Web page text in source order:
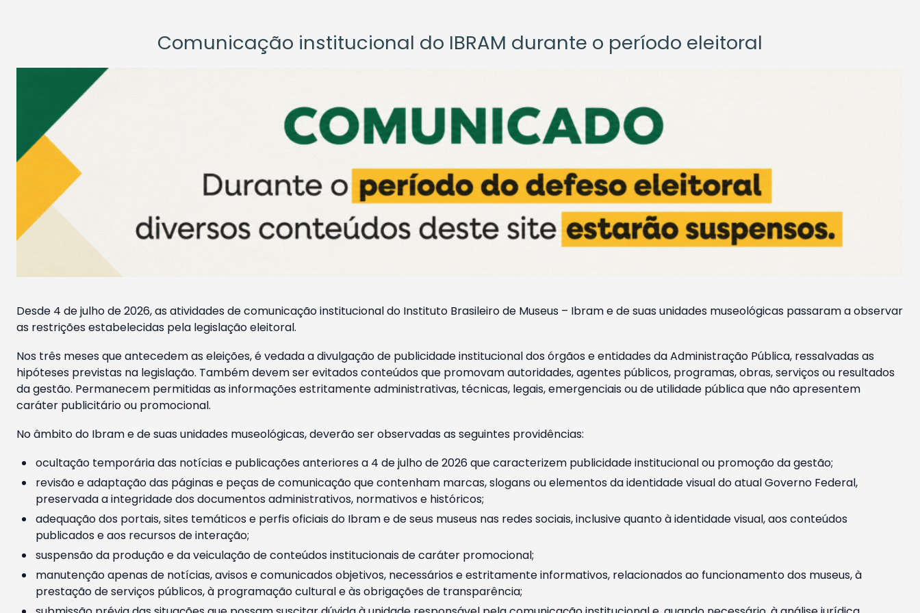
Comunicação institucional do IBRAM durante o período eleitoral
Desde 4 de julho de 2026, as atividades de comunicação institucional do Instituto Brasileiro de Museus – Ibram e de suas unidades museológicas passaram a observar
as restrições estabelecidas pela legislação eleitoral.
Nos três meses que antecedem as eleições, é vedada a divulgação de publicidade institucional dos órgãos e entidades da Administração Pública, ressalvadas as
hipóteses previstas na legislação. Também devem ser evitados conteúdos que promovam autoridades, agentes públicos, programas, obras, serviços ou resultados
da gestão. Permanecem permitidas as informações estritamente administrativas, técnicas, legais, emergenciais ou de utilidade pública que não apresentem
caráter publicitário ou promocional.
No âmbito do Ibram e de suas unidades museológicas, deverão ser observadas as seguintes providências:
ocultação temporária das notícias e publicações anteriores a 4 de julho de 2026 que caracterizem publicidade institucional ou promoção da gestão;
revisão e adaptação das páginas e peças de comunicação que contenham marcas, slogans ou elementos da identidade visual do atual Governo Federal,
preservada a integridade dos documentos administrativos, normativos e históricos;
adequação dos portais, sites temáticos e perfis oficiais do Ibram e de seus museus nas redes sociais, inclusive quanto à identidade visual, aos conteúdos
publicados e aos recursos de interação;
suspensão da produção e da veiculação de conteúdos institucionais de caráter promocional;
manutenção apenas de notícias, avisos e comunicados objetivos, necessários e estritamente informativos, relacionados ao funcionamento dos museus, à
prestação de serviços públicos, à programação cultural e às obrigações de transparência;